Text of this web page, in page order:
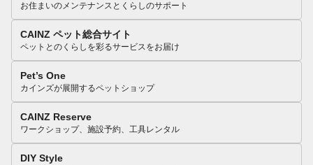
お住まいのメンテナンスとくらしのサポート
CAINZ ペット総合サイト
ペットとのくらしを彩るサービスをお届け
Pet’s One
カインズが展開するペットショップ
CAINZ Reserve
ワークショップ、施設予約、工具レンタル
DIY Style